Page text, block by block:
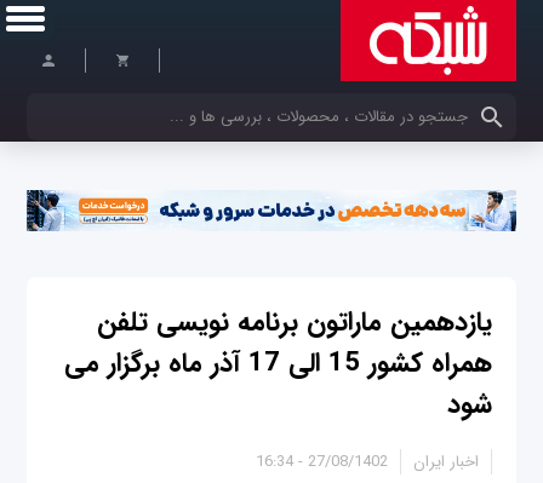
کلمات کلیدی خود را وارد کنید
یازدهمین ماراتون برنامه نویسی تلفن
همراه کشور 15 الی 17 آذر ماه برگزار می
شود
27/08/1402 - 16:34 اخبار ایران